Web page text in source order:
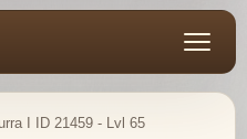
I ID 21459 - Lvl 65